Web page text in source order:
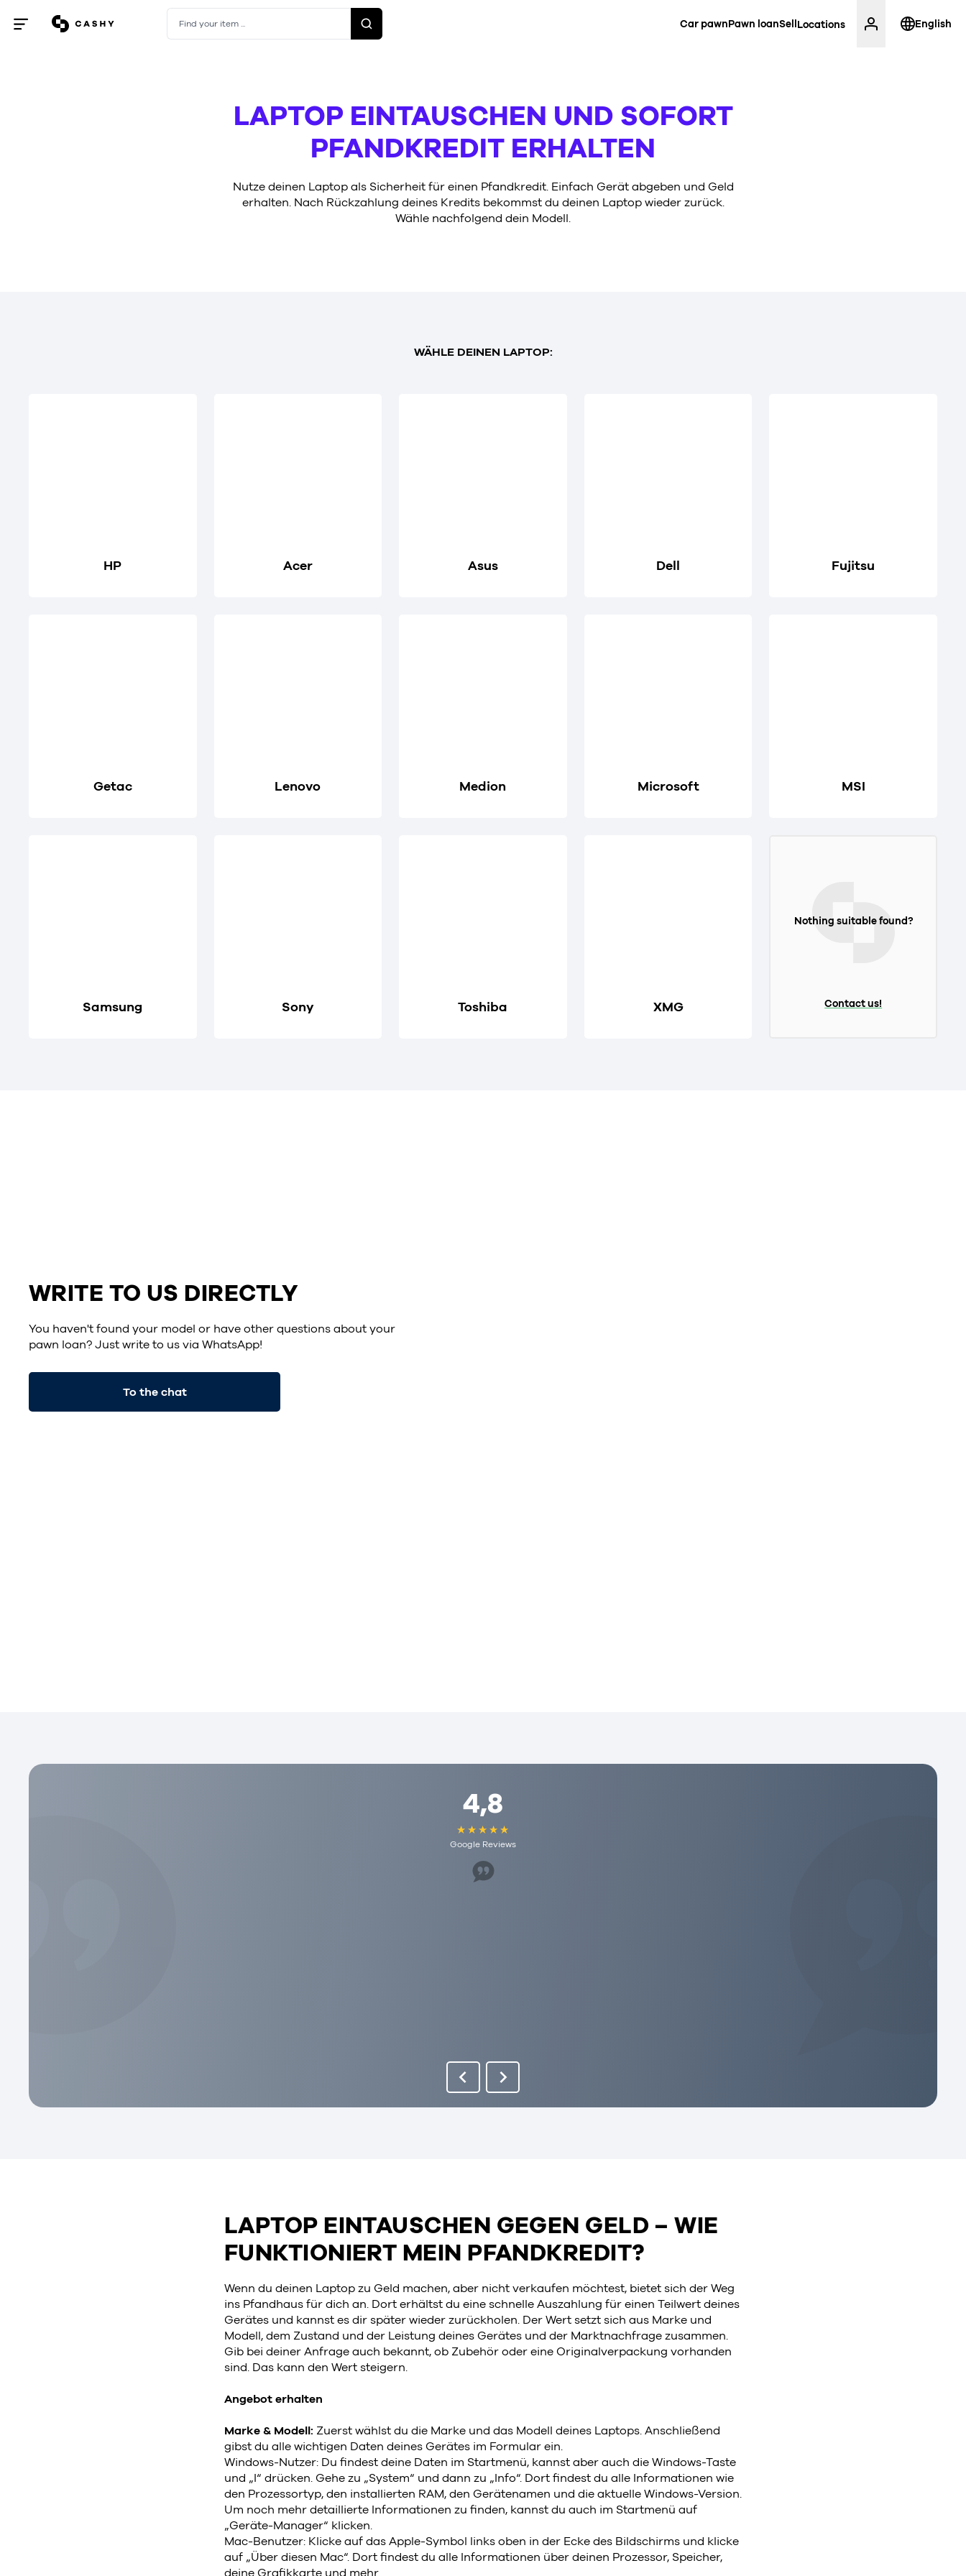
Open
Find your item ... Car pawnPawn loanSell Locations English
LAPTOP EINTAUSCHEN UND SOFORT
PFANDKREDIT ERHALTEN
Nutze deinen Laptop als Sicherheit für einen Pfandkredit. Einfach Gerät abgeben und Geld
erhalten. Nach Rückzahlung deines Kredits bekommst du deinen Laptop wieder zurück.
Wähle nachfolgend dein Modell.
WÄHLE DEINEN LAPTOP:
HP Acer Asus Dell Fujitsu
Getac Lenovo Medion Microsoft MSI
Samsung Sony Toshiba XMG
Nothing suitable found?
Contact us!
WRITE TO US DIRECTLY
You haven't found your model or have other questions about your
pawn loan? Just write to us via WhatsApp!
To the chat
4,8
Google Reviews
LAPTOP EINTAUSCHEN GEGEN GELD – WIE
FUNKTIONIERT MEIN PFANDKREDIT?
Wenn du deinen Laptop zu Geld machen, aber nicht verkaufen möchtest, bietet sich der Weg
ins Pfandhaus für dich an. Dort erhältst du eine schnelle Auszahlung für einen Teilwert deines
Gerätes und kannst es dir später wieder zurückholen. Der Wert setzt sich aus Marke und
Modell, dem Zustand und der Leistung deines Gerätes und der Marktnachfrage zusammen.
Gib bei deiner Anfrage auch bekannt, ob Zubehör oder eine Originalverpackung vorhanden
sind. Das kann den Wert steigern.
Angebot erhalten
Marke & Modell: Zuerst wählst du die Marke und das Modell deines Laptops. Anschließend
gibst du alle wichtigen Daten deines Gerätes im Formular ein.
Windows-Nutzer: Du findest deine Daten im Startmenü, kannst aber auch die Windows-Taste
und „I“ drücken. Gehe zu „System“ und dann zu „Info“. Dort findest du alle Informationen wie
den Prozessortyp, den installierten RAM, den Gerätenamen und die aktuelle Windows-Version.
Um noch mehr detaillierte Informationen zu finden, kannst du auch im Startmenü auf
„Geräte-Manager“ klicken.
Mac-Benutzer: Klicke auf das Apple-Symbol links oben in der Ecke des Bildschirms und klicke
auf „Über diesen Mac“. Dort findest du alle Informationen über deinen Prozessor, Speicher,
deine Grafikkarte und mehr.